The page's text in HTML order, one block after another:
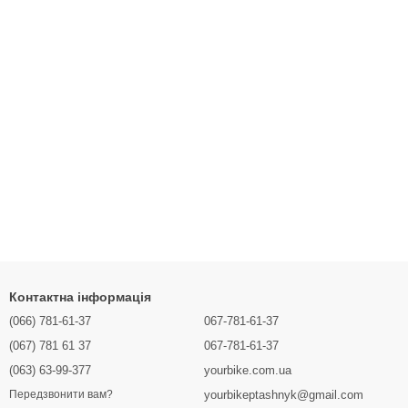
Контактна інформація
(066) 781-61-37
(067) 781 61 37
(063) 63-99-377
Передзвонити вам?
067-781-61-37
067-781-61-37
yourbike.com.ua
yourbikeptashnyk@gmail.com